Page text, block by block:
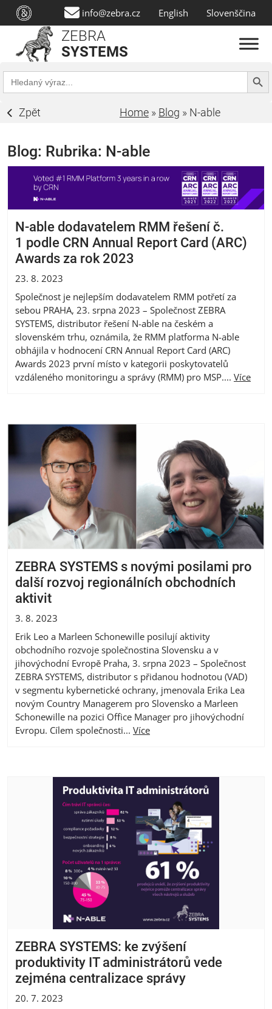
info@zebra.cz English Slovenščina
ZEBRA
SYSTEMS
Search
for:
Search
Zpět Home » Blog » N-able
Blog: Rubrika: N-able
N-able dodavatelem RMM řešení č.
1 podle CRN Annual Report Card (ARC)
Awards za rok 2023
23. 8. 2023
Společnost je nejlepším dodavatelem RMM potřetí za
sebou PRAHA, 23. srpna 2023 – Společnost ZEBRA
SYSTEMS, distributor řešení N-able na českém a
slovenském trhu, oznámila, že RMM platforma N-able
obhájila v hodnocení CRN Annual Report Card (ARC)
Awards 2023 první místo v kategorii poskytovatelů
vzdáleného monitoringu a správy (RMM) pro MSP.... Více
ZEBRA SYSTEMS s novými posilami pro
další rozvoj regionálních obchodních
aktivit
3. 8. 2023
Erik Leo a Marleen Schonewille posilují aktivity
obchodního rozvoje společnostina Slovensku a v
jihovýchodní Evropě Praha, 3. srpna 2023 – Společnost
ZEBRA SYSTEMS, distributor s přidanou hodnotou (VAD)
v segmentu kybernetické ochrany, jmenovala Erika Lea
novým Country Managerem pro Slovensko a Marleen
Schonewille na pozici Office Manager pro jihovýchodní
Evropu. Cílem společnosti... Více
ZEBRA SYSTEMS: ke zvýšení
produktivity IT administrátorů vede
zejména centralizace správy
20. 7. 2023